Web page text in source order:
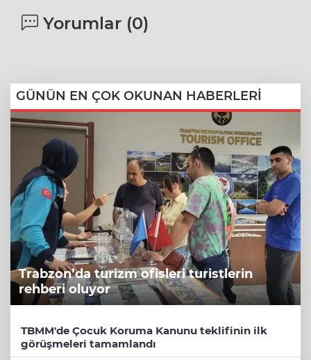
Yorumlar (0)
GÜNÜN EN ÇOK OKUNAN HABERLERİ
Trabzon’da turizm ofisleri turistlerin
rehberi oluyor
TBMM'de Çocuk Koruma Kanunu teklifinin ilk
görüşmeleri tamamlandı